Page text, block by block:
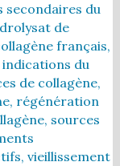
secondaires du
de
français,
indications du
de collagène,
, régénération
, sources
, vieillissement